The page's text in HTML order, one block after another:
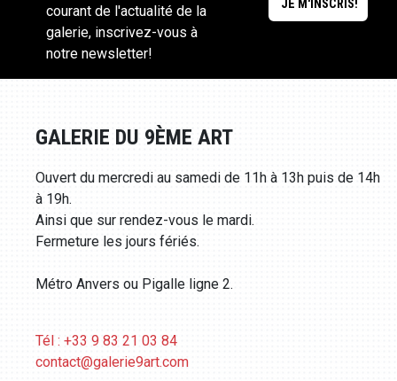
courant de l'actualité de la
galerie, inscrivez-vous à
notre newsletter!
GALERIE DU 9ÈME ART
Ouvert du mercredi au samedi de 11h à 13h puis de 14h
à 19h.
Ainsi que sur rendez-vous le mardi.
Fermeture les jours fériés.
Métro Anvers ou Pigalle ligne 2.
Tél : +33 9 83 21 03 84
contact@galerie9art.com